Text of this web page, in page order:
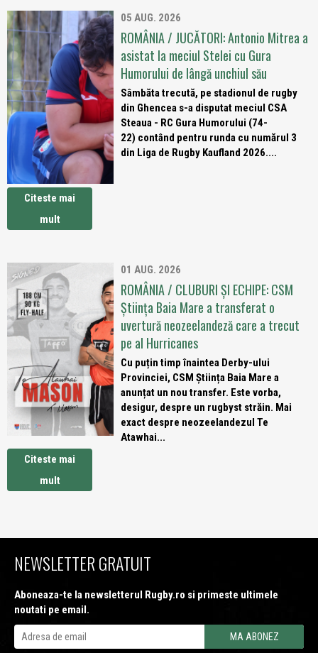
05 AUG. 2026
ROMÂNIA / JUCĂTORI: Antonio Mitrea a
asistat la meciul Stelei cu Gura
Humorului de lângă unchiul său
Sâmbăta trecută, pe stadionul de rugby
din Ghencea s-a disputat meciul CSA
Steaua - RC Gura Humorului (74-
22) contând pentru runda cu numărul 3
din Liga de Rugby Kaufland 2026....
Citeste mai
mult
01 AUG. 2026
ROMÂNIA / CLUBURI ȘI ECHIPE: CSM
Știința Baia Mare a transferat o
uvertură neozeelandeză care a trecut
pe al Hurricanes
Cu puțin timp înaintea Derby-ului
Provinciei, CSM Știința Baia Mare a
anunțat un nou transfer. Este vorba,
desigur, despre un rugbyst străin. Mai
exact despre neozeelandezul Te
Atawhai...
Citeste mai
mult
NEWSLETTER GRATUIT
Aboneaza-te la newsletterul Rugby.ro si primeste ultimele
noutati pe email.